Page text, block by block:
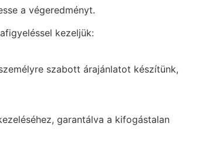
a végeredményt.
kezeljük:
szabott árajánlatot készítünk,
garantálva a kifogástalan